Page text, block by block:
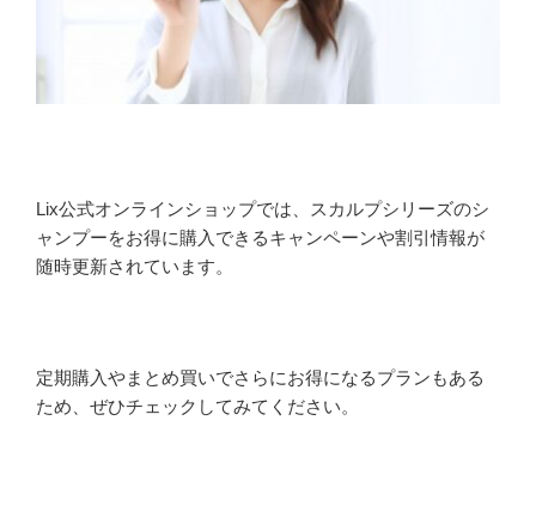
Lix公式オンラインショップでは、スカルプシリーズのシ
ャンプーをお得に購入できるキャンペーンや割引情報が
随時更新されています。
定期購入やまとめ買いでさらにお得になるプランもある
ため、ぜひチェックしてみてください。